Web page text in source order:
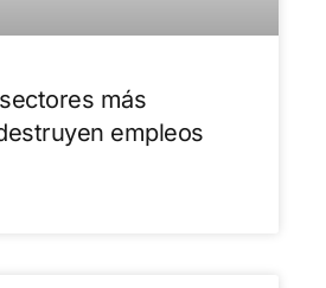
más
empleos